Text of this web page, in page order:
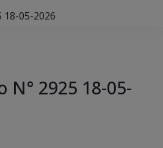
18-05-2026
N° 2925 18-05-